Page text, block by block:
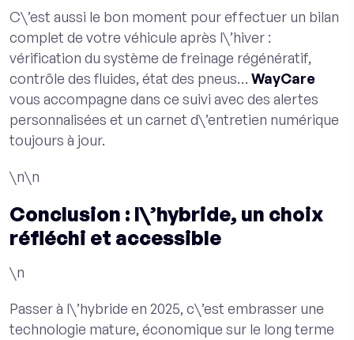
C\’est aussi le bon moment pour effectuer un bilan
complet de votre véhicule après l\’hiver :
vérification du système de freinage régénératif,
contrôle des fluides, état des pneus… WayCare
vous accompagne dans ce suivi avec des alertes
personnalisées et un carnet d\’entretien numérique
toujours à jour.
\n\n
Conclusion : l\’hybride, un choix
réfléchi et accessible
\n
Passer à l\’hybride en 2025, c\’est embrasser une
technologie mature, économique sur le long terme